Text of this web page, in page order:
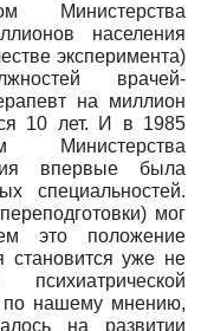
населения
эксперимента)
врачей-
на миллион
10 лет. И в 1985
Министерства
впервые была
специальностей.
мог
это положение
становится уже не
по нашему мнению,
на развитии